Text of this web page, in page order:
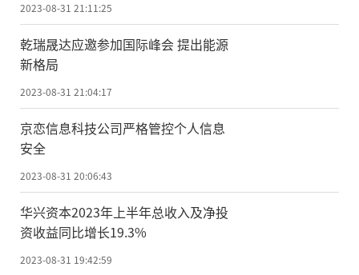
2023-08-31 21:11:25
乾瑞晟达应邀参加国际峰会 提出能源
新格局
2023-08-31 21:04:17
京恋信息科技公司严格管控个人信息
安全
2023-08-31 20:06:43
华兴资本2023年上半年总收入及净投
资收益同比增长19.3%
2023-08-31 19:42:59